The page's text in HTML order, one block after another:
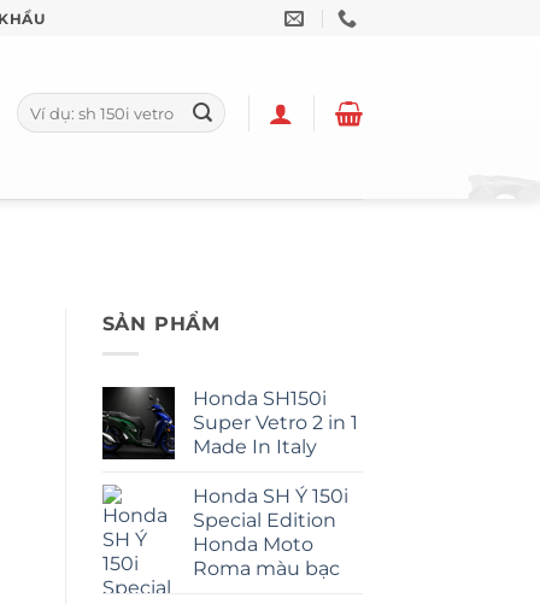
Tìm
kiếm:
SẢN PHẨM
Honda SH150i
Super Vetro 2 in 1
Made In Italy
Honda SH Ý 150i
Special Edition
Honda Moto
Roma màu bạc